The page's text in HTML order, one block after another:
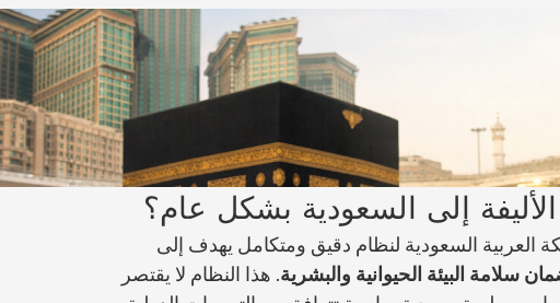
إلى السعودية بشكل عام؟
العربية السعودية لنظام دقيق ومتكامل يهدف إلى
سلامة البيئة الحيوانية والبشرية. هذا النظام لا يقتصر